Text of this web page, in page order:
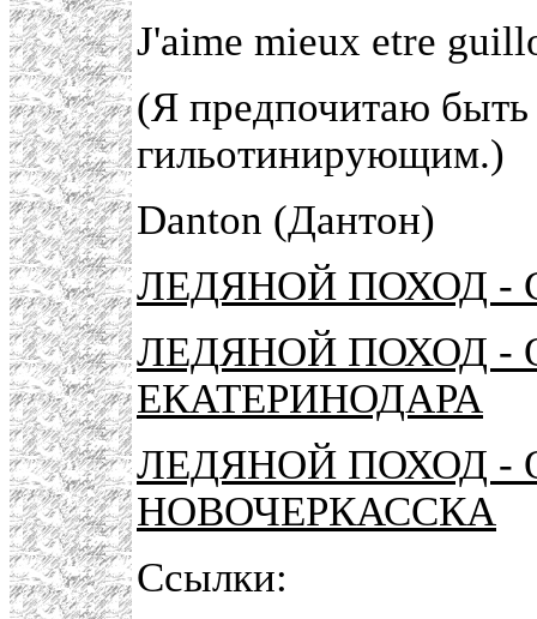
J'aime mieux etre
(Я предпочитаю
гильотинирующим.)
Danton (Дантон)
ЛЕДЯНОЙ ПОХОД -
ЛЕДЯНОЙ ПОХОД -
ЕКАТЕРИНОДАРА
ЛЕДЯНОЙ ПОХОД -
НОВОЧЕРКАССКА
Ссылки: